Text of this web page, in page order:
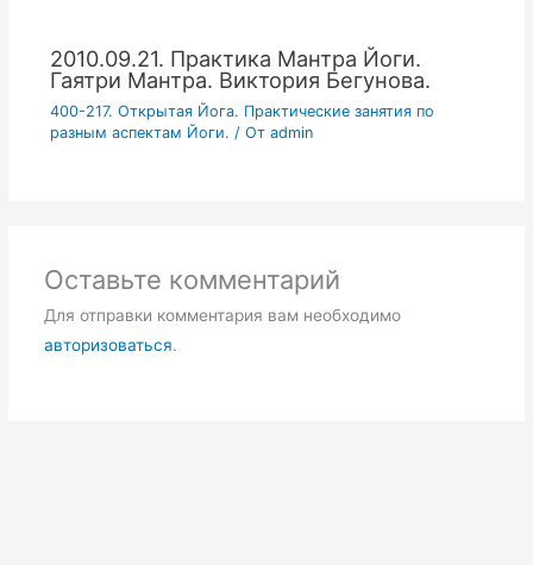
2010.09.21. Практика Мантра Йоги.
Гаятри Мантра. Виктория Бегунова.
400-217. Открытая Йога. Практические занятия по
разным аспектам Йоги. / От admin
Оставьте комментарий
Для отправки комментария вам необходимо
авторизоваться.